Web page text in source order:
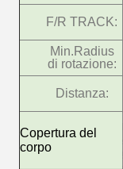
F/R TRACK:
Min.Radius
di rotazione:
Distanza:
Copertura del
corpo